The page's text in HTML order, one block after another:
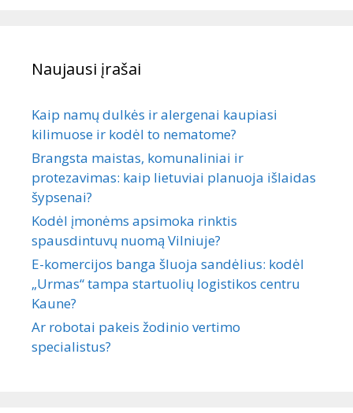
Naujausi įrašai
Kaip namų dulkės ir alergenai kaupiasi
kilimuose ir kodėl to nematome?
Brangsta maistas, komunaliniai ir
protezavimas: kaip lietuviai planuoja išlaidas
šypsenai?
Kodėl įmonėms apsimoka rinktis
spausdintuvų nuomą Vilniuje?
E-komercijos banga šluoja sandėlius: kodėl
„Urmas“ tampa startuolių logistikos centru
Kaune?
Ar robotai pakeis žodinio vertimo
specialistus?